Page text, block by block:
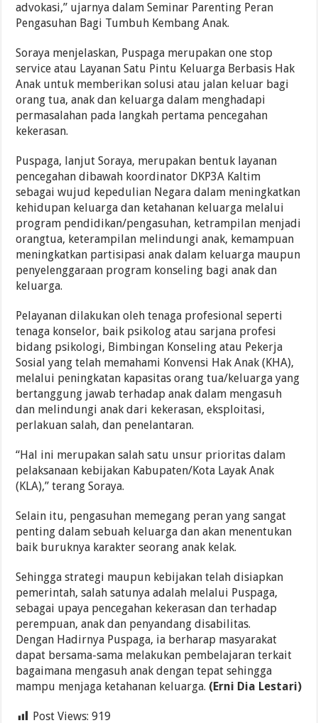
advokasi,” ujarnya dalam Seminar Parenting Peran
Pengasuhan Bagi Tumbuh Kembang Anak.
Soraya menjelaskan, Puspaga merupakan one stop
service atau Layanan Satu Pintu Keluarga Berbasis Hak
Anak untuk memberikan solusi atau jalan keluar bagi
orang tua, anak dan keluarga dalam menghadapi
permasalahan pada langkah pertama pencegahan
kekerasan.
Puspaga, lanjut Soraya, merupakan bentuk layanan
pencegahan dibawah koordinator DKP3A Kaltim
sebagai wujud kepedulian Negara dalam meningkatkan
kehidupan keluarga dan ketahanan keluarga melalui
program pendidikan/pengasuhan, ketrampilan menjadi
orangtua, keterampilan melindungi anak, kemampuan
meningkatkan partisipasi anak dalam keluarga maupun
penyelenggaraan program konseling bagi anak dan
keluarga.
Pelayanan dilakukan oleh tenaga profesional seperti
tenaga konselor, baik psikolog atau sarjana profesi
bidang psikologi, Bimbingan Konseling atau Pekerja
Sosial yang telah memahami Konvensi Hak Anak (KHA),
melalui peningkatan kapasitas orang tua/keluarga yang
bertanggung jawab terhadap anak dalam mengasuh
dan melindungi anak dari kekerasan, eksploitasi,
perlakuan salah, dan penelantaran.
“Hal ini merupakan salah satu unsur prioritas dalam
pelaksanaan kebijakan Kabupaten/Kota Layak Anak
(KLA),” terang Soraya.
Selain itu, pengasuhan memegang peran yang sangat
penting dalam sebuah keluarga dan akan menentukan
baik buruknya karakter seorang anak kelak.
Sehingga strategi maupun kebijakan telah disiapkan
pemerintah, salah satunya adalah melalui Puspaga,
sebagai upaya pencegahan kekerasan dan terhadap
perempuan, anak dan penyandang disabilitas.
Dengan Hadirnya Puspaga, ia berharap masyarakat
dapat bersama-sama melakukan pembelajaran terkait
bagaimana mengasuh anak dengan tepat sehingga
mampu menjaga ketahanan keluarga. (Erni Dia Lestari)
Post Views: 919